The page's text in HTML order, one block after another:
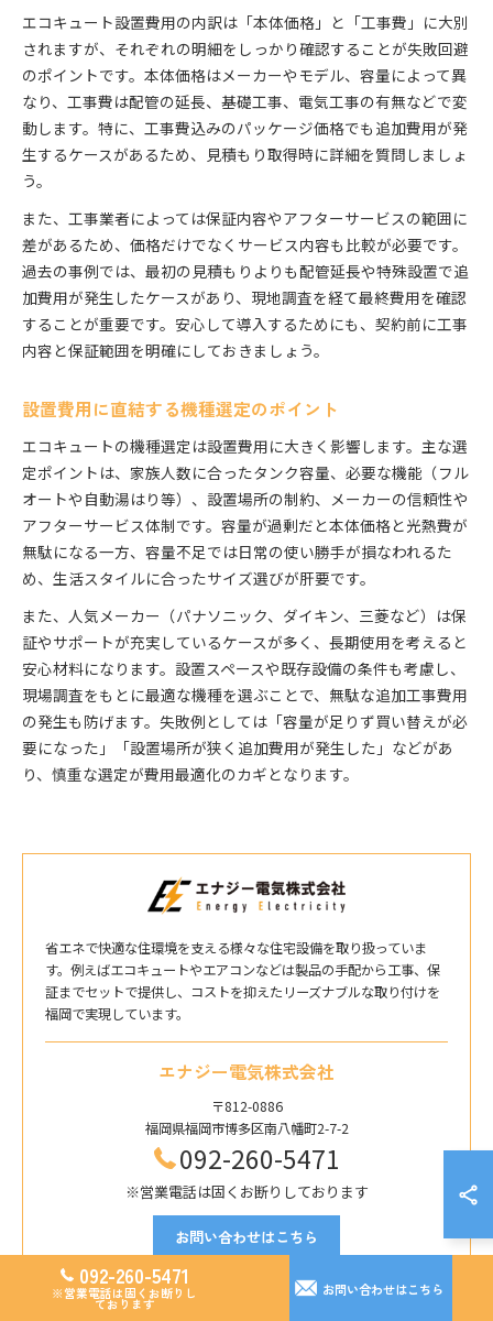
エコキュート設置費用の内訳は「本体価格」と「工事費」に大別
されますが、それぞれの明細をしっかり確認することが失敗回避
のポイントです。本体価格はメーカーやモデル、容量によって異
なり、工事費は配管の延長、基礎工事、電気工事の有無などで変
動します。特に、工事費込みのパッケージ価格でも追加費用が発
生するケースがあるため、見積もり取得時に詳細を質問しましょ
う。
また、工事業者によっては保証内容やアフターサービスの範囲に
差があるため、価格だけでなくサービス内容も比較が必要です。
過去の事例では、最初の見積もりよりも配管延長や特殊設置で追
加費用が発生したケースがあり、現地調査を経て最終費用を確認
することが重要です。安心して導入するためにも、契約前に工事
内容と保証範囲を明確にしておきましょう。
設置費用に直結する機種選定のポイント
エコキュートの機種選定は設置費用に大きく影響します。主な選
定ポイントは、家族人数に合ったタンク容量、必要な機能（フル
オートや自動湯はり等）、設置場所の制約、メーカーの信頼性や
アフターサービス体制です。容量が過剰だと本体価格と光熱費が
無駄になる一方、容量不足では日常の使い勝手が損なわれるた
め、生活スタイルに合ったサイズ選びが肝要です。
また、人気メーカー（パナソニック、ダイキン、三菱など）は保
証やサポートが充実しているケースが多く、長期使用を考えると
安心材料になります。設置スペースや既存設備の条件も考慮し、
現場調査をもとに最適な機種を選ぶことで、無駄な追加工事費用
の発生も防げます。失敗例としては「容量が足りず買い替えが必
要になった」「設置場所が狭く追加費用が発生した」などがあ
り、慎重な選定が費用最適化のカギとなります。
省エネで快適な住環境を支える様々な住宅設備を取り扱っていま
す。例えばエコキュートやエアコンなどは製品の手配から工事、保
証までセットで提供し、コストを抑えたリーズナブルな取り付けを
福岡で実現しています。
エナジー電気株式会社
〒812-0886
福岡県福岡市博多区南八幡町2-7-2
092-260-5471
※営業電話は固くお断りしております
お問い合わせはこちら
092-260-5471
※営業電話は固くお断りし
ております
お問い合わせはこちら